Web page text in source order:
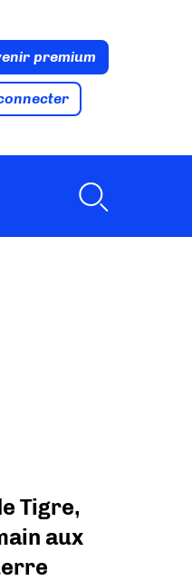
premium
Tigre,
aux